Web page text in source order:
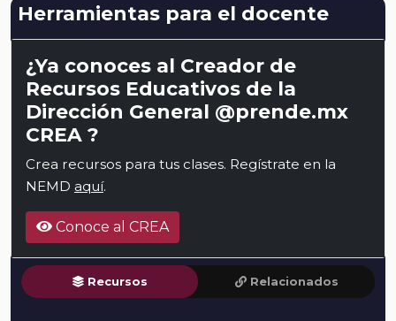
Herramientas para el docente
¿Ya conoces al Creador de
Recursos Educativos de la
Dirección General @prende.mx
CREA ?
Crea recursos para tus clases. Regístrate en la
NEMD aquí.
Conoce al CREA
Recursos Relacionados